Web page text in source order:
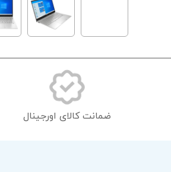
به
ضمانت کالای اورجینال